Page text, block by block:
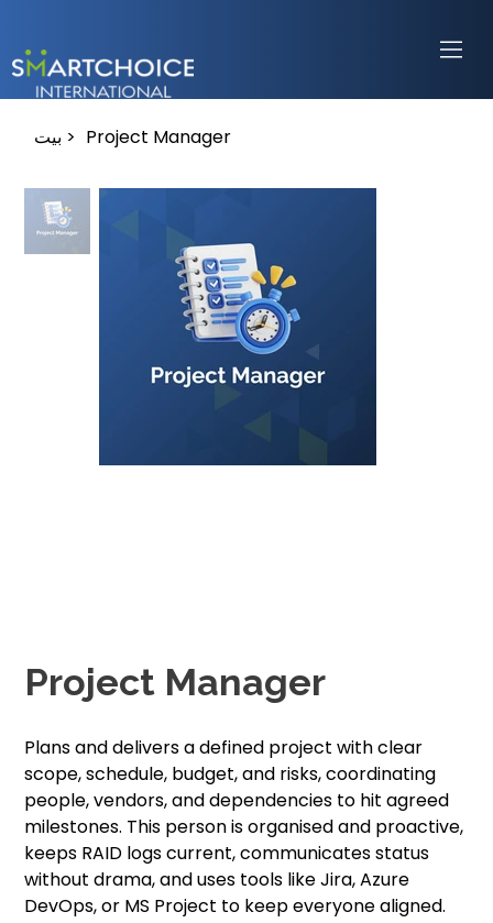
بيت > Project Manager
Project Manager
Plans and delivers a defined project with clear
scope, schedule, budget, and risks, coordinating
people, vendors, and dependencies to hit agreed
milestones. This person is organised and proactive,
keeps RAID logs current, communicates status
without drama, and uses tools like Jira, Azure
DevOps, or MS Project to keep everyone aligned.